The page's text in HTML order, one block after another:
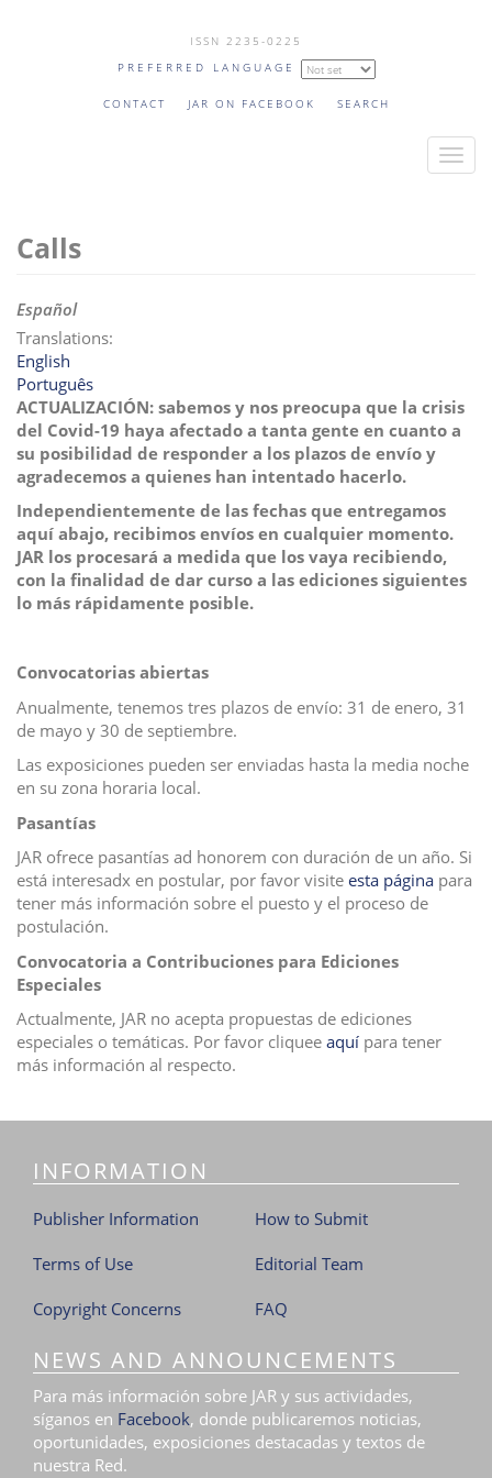
ISSN 2235-0225
PREFERRED LANGUAGE
CONTACT JAR ON FACEBOOK SEARCH
T
i
g
o
n
Calls
Español
Translations:
English
Português
ACTUALIZACIÓN: sabemos y nos preocupa que la crisis
del Covid-19 haya afectado a tanta gente en cuanto a
su posibilidad de responder a los plazos de envío y
agradecemos a quienes han intentado hacerlo.
Independientemente de las fechas que entregamos
aquí abajo, recibimos envíos en cualquier momento.
JAR los procesará a medida que los vaya recibiendo,
con la finalidad de dar curso a las ediciones siguientes
lo más rápidamente posible.
Convocatorias abiertas
Anualmente, tenemos tres plazos de envío: 31 de enero, 31
de mayo y 30 de septiembre.
Las exposiciones pueden ser enviadas hasta la media noche
en su zona horaria local.
Pasantías
JAR ofrece pasantías ad honorem con duración de un año. Si
está interesadx en postular, por favor visite esta página para
tener más información sobre el puesto y el proceso de
postulación.
Convocatoria a Contribuciones para Ediciones
Especiales
Actualmente, JAR no acepta propuestas de ediciones
especiales o temáticas. Por favor cliquee aquí para tener
más información al respecto.
INFORMATION
Publisher Information
Terms of Use
Copyright Concerns
How to Submit
Editorial Team
FAQ
NEWS AND ANNOUNCEMENTS
Para más información sobre JAR y sus actividades,
síganos en Facebook, donde publicaremos noticias,
oportunidades, exposiciones destacadas y textos de
nuestra Red.